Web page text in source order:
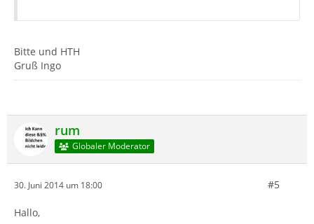
Bitte und HTH
Gruß Ingo
rum
Globaler Moderator
30. Juni 2014 um 18:00 #5
Hallo,